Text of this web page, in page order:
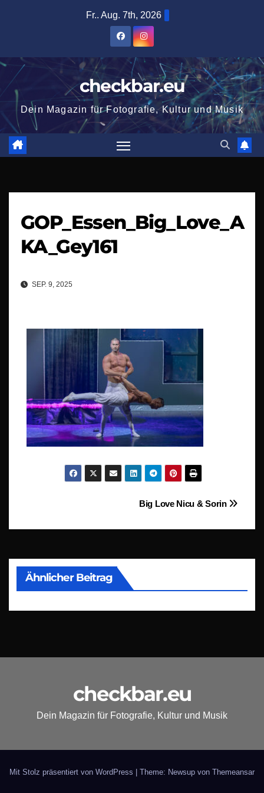
Fr.. Aug. 7th, 2026
checkbar.eu
Dein Magazin für Fotografie, Kultur und Musik
GOP_Essen_Big_Love_A
KA_Gey161
SEP. 9, 2025
Beitragsnavigation
Big Love Nicu & Sorin
Ähnlicher Beitrag
checkbar.eu
Dein Magazin für Fotografie, Kultur und Musik
Mit Stolz präsentiert von WordPress | Theme: Newsup von Themeansar